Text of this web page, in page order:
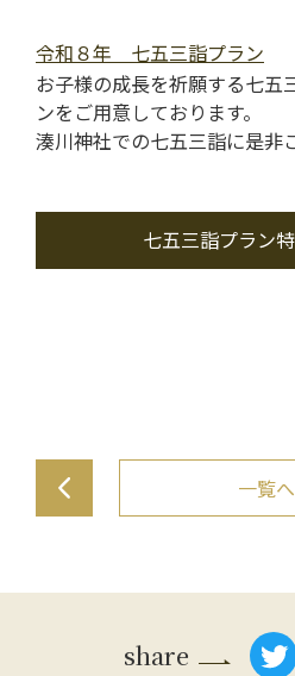
令和８年 七五三詣プラン
お子様の成長を祈願する七五
ンをご用意しております。
湊川神社での七五三詣に是非
七五三詣プラン
投
ナ
一覧へ
share